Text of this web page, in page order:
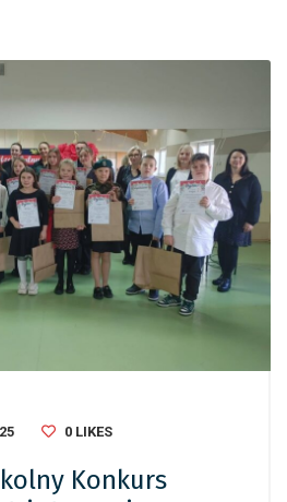
0 LIKES
Konkurs